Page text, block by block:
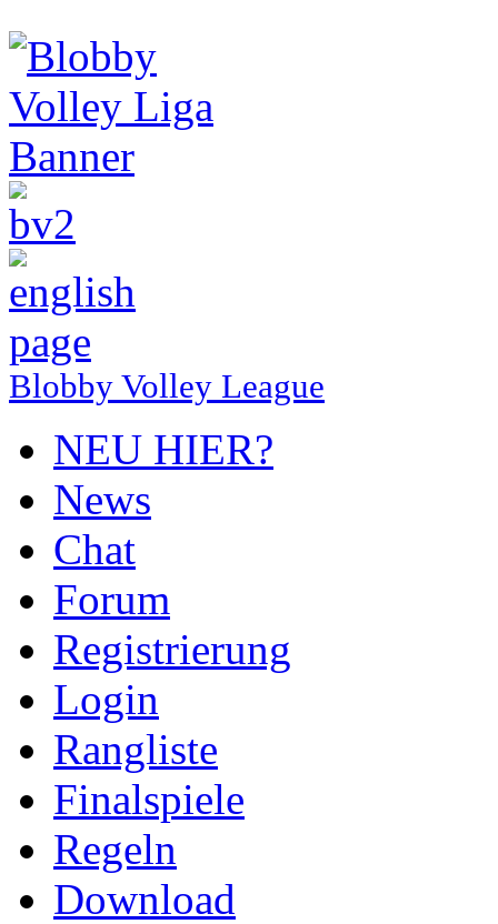
Blobby Volley League
NEU HIER?
News
Chat
Forum
Registrierung
Login
Rangliste
Finalspiele
Regeln
Download